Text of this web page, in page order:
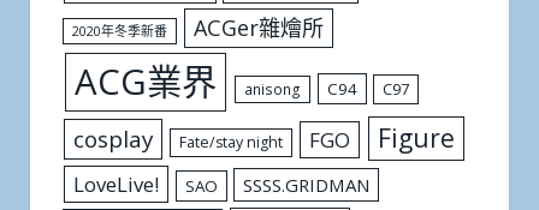
2020年冬季新番 ACGer雜燴所
ACG業界 anisong C94 C97
cosplay Fate/stay night FGO Figure
LoveLive! SAO SSSS.GRIDMAN